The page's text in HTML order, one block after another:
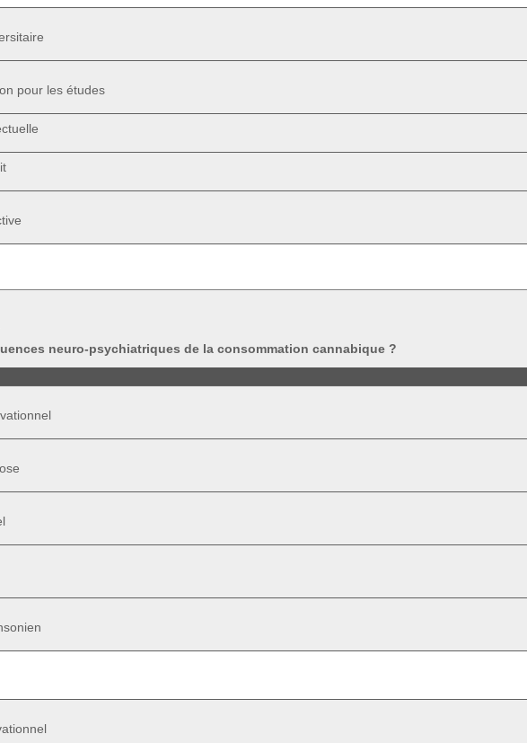
pour les études
neuro-psychiatriques de la consommation cannabique ?